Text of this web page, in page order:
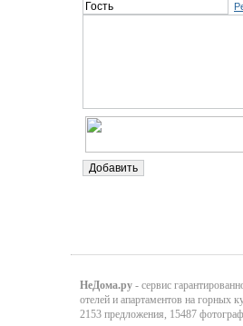
НеДома.ру - сервис
отелей и апартаментов на горных
2153 предложения, 15487